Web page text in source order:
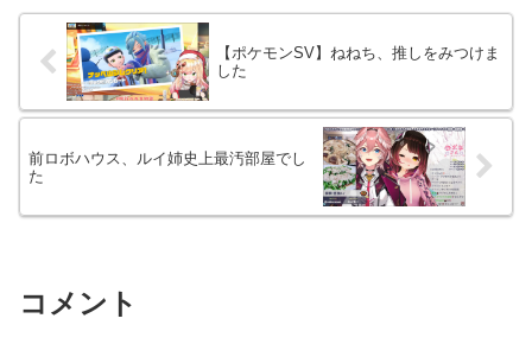
【ポケモンSV】ねねち、推しをみつけま
した
前ロボハウス、ルイ姉史上最汚部屋でし
た
コメント